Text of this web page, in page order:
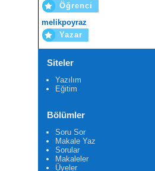
Öğrenci
melikpoyraz
Yazar
Siteler
Yazılım
Eğitim
Bölümler
Soru Sor
Makale Yaz
Sorular
Makaleler
Üyeler